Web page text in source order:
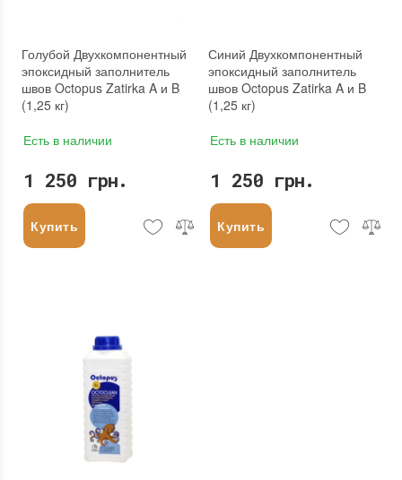
Голубой Двухкомпонентный
эпоксидный заполнитель
швов Octopus Zatirka A и B
(1,25 кг)
Есть в наличии
1 250 грн.
Купить
Синий Двухкомпонентный
эпоксидный заполнитель
швов Octopus Zatirka A и B
(1,25 кг)
Есть в наличии
1 250 грн.
Купить